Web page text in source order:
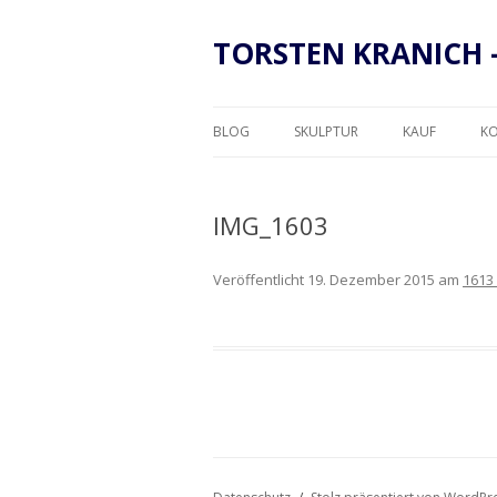
TORSTEN KRANICH
BLOG SKULPTUR KAUF
IMG_1603
Veröffentlicht 19. Dezember 2015 am